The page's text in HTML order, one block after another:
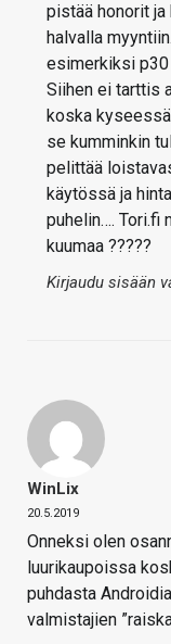
pistää honorit
halvalla
esimerkiksi
Siihen ei tarttis
koska
se kumminkin
pelittää
käytössä ja
puhelin…. Tori.fi
kuumaa ?????
Kirjaudu sisään
WinLix
20.5.2019
Onneksi olen
luurikaupoissa
puhdasta
valmistajien